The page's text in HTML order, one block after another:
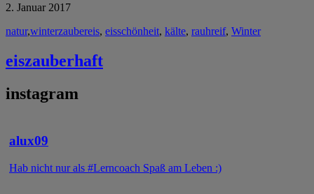
2. Januar 2017
natur,winterzaubereis, eisschönheit, kälte, rauhreif, Winter
eiszauberhaft
instagram
alux09
Hab nicht nur als #Lerncoach Spaß am Leben :)